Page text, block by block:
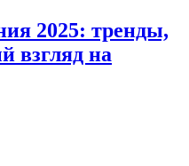
2025: тренды,
взгляд на